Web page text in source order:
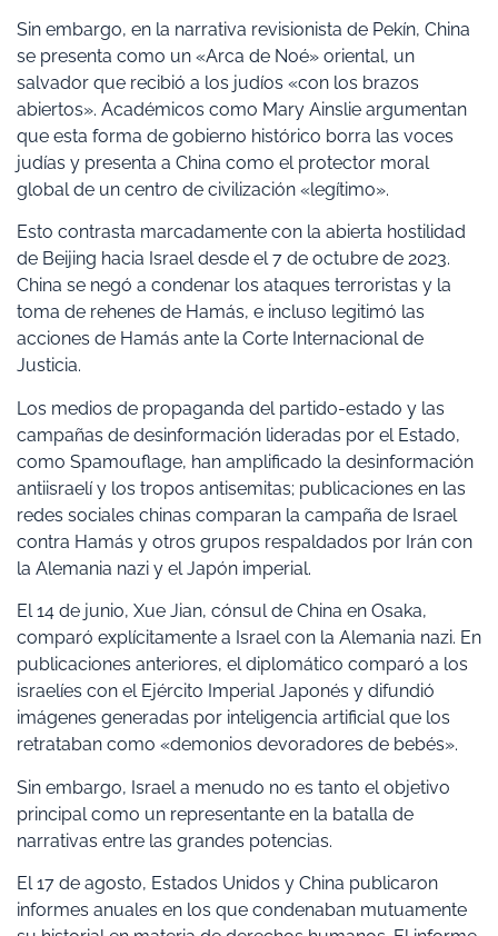
Sin embargo, en la narrativa revisionista de Pekín, China
se presenta como un «Arca de Noé» oriental, un
salvador que recibió a los judíos «con los brazos
abiertos». Académicos como Mary Ainslie argumentan
que esta forma de gobierno histórico borra las voces
judías y presenta a China como el protector moral
global de un centro de civilización «legítimo».
Esto contrasta marcadamente con la abierta hostilidad
de Beijing hacia Israel desde el 7 de octubre de 2023.
China se negó a condenar los ataques terroristas y la
toma de rehenes de Hamás, e incluso legitimó las
acciones de Hamás ante la Corte Internacional de
Justicia.
Los medios de propaganda del partido-estado y las
campañas de desinformación lideradas por el Estado,
como Spamouflage, han amplificado la desinformación
antiisraelí y los tropos antisemitas; publicaciones en las
redes sociales chinas comparan la campaña de Israel
contra Hamás y otros grupos respaldados por Irán con
la Alemania nazi y el Japón imperial.
El 14 de junio, Xue Jian, cónsul de China en Osaka,
comparó explícitamente a Israel con la Alemania nazi. En
publicaciones anteriores, el diplomático comparó a los
israelíes con el Ejército Imperial Japonés y difundió
imágenes generadas por inteligencia artificial que los
retrataban como «demonios devoradores de bebés».
Sin embargo, Israel a menudo no es tanto el objetivo
principal como un representante en la batalla de
narrativas entre las grandes potencias.
El 17 de agosto, Estados Unidos y China publicaron
informes anuales en los que condenaban mutuamente